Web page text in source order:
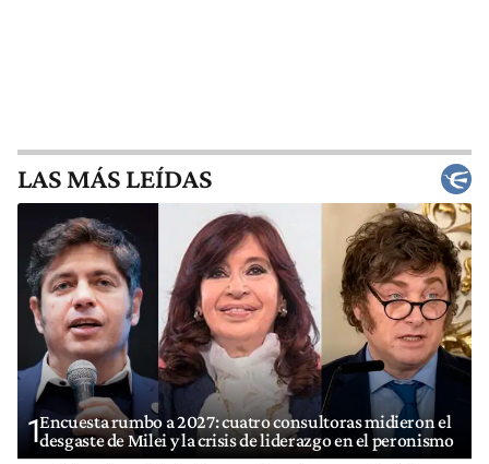
LAS MÁS LEÍDAS
1Encuesta rumbo a 2027: cuatro consultoras midieron el
desgaste de Milei y la crisis de liderazgo en el peronismo